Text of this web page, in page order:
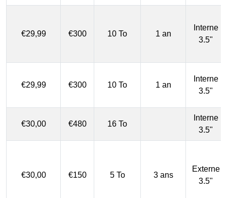
€29,99 €300 10 To 1 an
Interne
3.5"
€29,99 €300 10 To 1 an
Interne
3.5"
€30,00 €480 16 To
Interne
3.5"
€30,00 €150 5 To 3 ans
Externe
3.5"